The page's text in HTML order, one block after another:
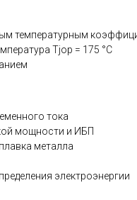
температурным
Tjop = 175 °C
тока
мощности и ИБП
металла
электроэнергии